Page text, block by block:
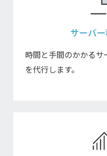
サーバ
時間と手間のかかる
を代行します。